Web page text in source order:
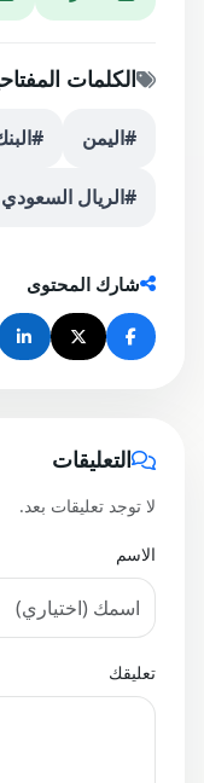
الكلمات
#اليمن
#الريال السعودي
شارك المحتوى
التعليقات
لا توجد تعليقات بعد.
الاسم
تعليقك